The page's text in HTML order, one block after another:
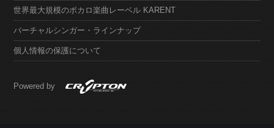
世界最大規模のボカロ楽曲レーベル KARENT
バーチャルシンガー・ラインナップ
個人情報の保護について
Powered by